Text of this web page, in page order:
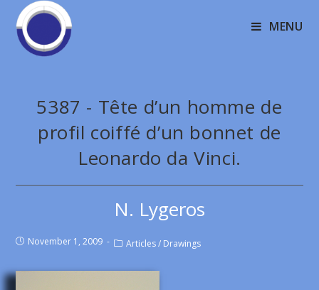
MENU
5387 - Tête d’un homme de
profil coiffé d’un bonnet de
Leonardo da Vinci.
N. Lygeros
November 1, 2009 Articles / Drawings